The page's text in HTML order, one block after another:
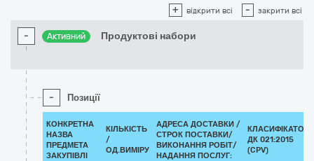
+ відкрити всі - закрити всі
- Активний Продуктові набори
- Позиції
КОНКРЕТНА
НАЗВА
ПРЕДМЕТА
ЗАКУПІВЛІ
КІЛЬКІСТЬ
/
ОД.ВИМІРУ
АДРЕСА ДОСТАВКИ /
СТРОК ПОСТАВКИ/
ВИКОНАННЯ РОБІТ/
НАДАННЯ ПОСЛУГ:
КЛАСИФІКАТОР
ДК 021:2015
(CPV)